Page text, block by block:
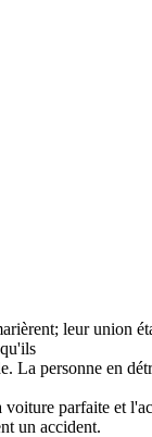
leur union
La personne en
parfaite et
un accident.